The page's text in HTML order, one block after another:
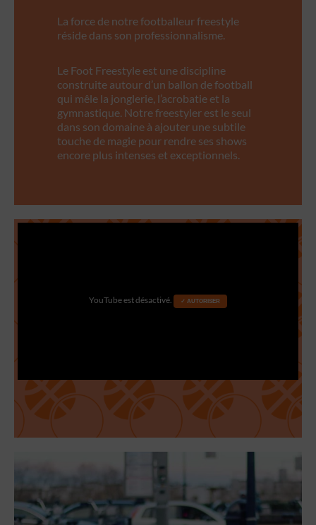
La force de notre footballeur freestyle
réside dans son professionnalisme.
Le Foot Freestyle est une discipline
construite autour d’un ballon de football
qui mêle la jonglerie, l’acrobatie et la
gymnastique. Notre freestyler est le seul
dans son domaine à ajouter une subtile
touche de magie pour rendre ses shows
encore plus intenses et exceptionnels.
YouTube est désactivé. ✓ AUTORISER